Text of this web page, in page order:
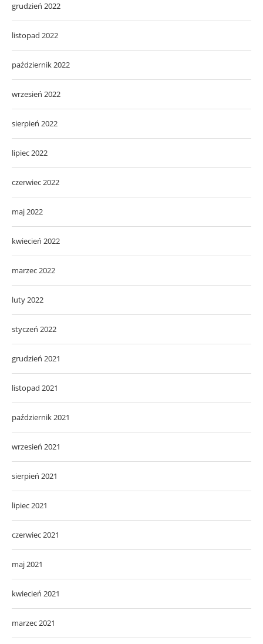
grudzień 2022
listopad 2022
październik 2022
wrzesień 2022
sierpień 2022
lipiec 2022
czerwiec 2022
maj 2022
kwiecień 2022
marzec 2022
luty 2022
styczeń 2022
grudzień 2021
listopad 2021
październik 2021
wrzesień 2021
sierpień 2021
lipiec 2021
czerwiec 2021
maj 2021
kwiecień 2021
marzec 2021